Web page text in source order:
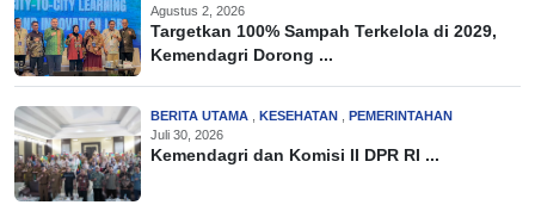
Agustus 2, 2026
Targetkan 100% Sampah Terkelola di 2029,
Kemendagri Dorong ...
BERITA UTAMA KESEHATAN
PEMERINTAHAN
Juli 30, 2026
Kemendagri dan Komisi II DPR RI ...